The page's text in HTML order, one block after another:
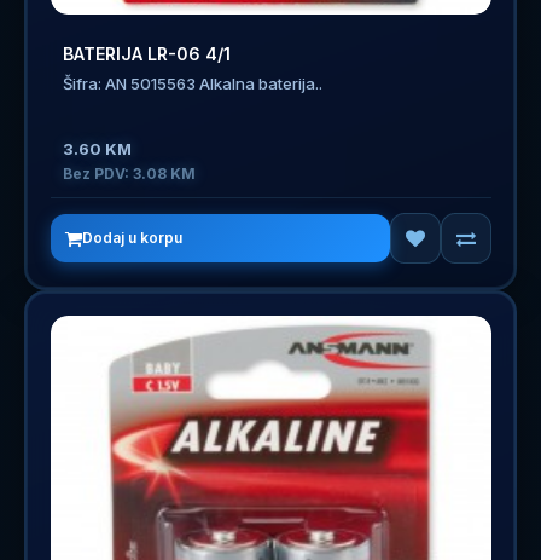
BATERIJA LR-06 4/1
Šifra: AN 5015563 Alkalna baterija..
3.60 KM
Bez PDV: 3.08 KM
Dodaj u korpu